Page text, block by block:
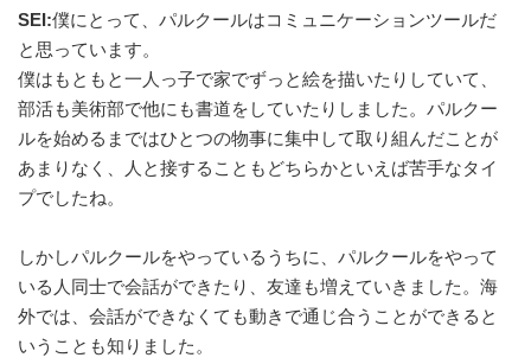
SEI:僕にとって、パルクールはコミュニケーションツールだ
と思っています。
僕はもともと一人っ子で家でずっと絵を描いたりしていて、
部活も美術部で他にも書道をしていたりしました。パルクー
ルを始めるまではひとつの物事に集中して取り組んだことが
あまりなく、人と接することもどちらかといえば苦手なタイ
プでしたね。
しかしパルクールをやっているうちに、パルクールをやって
いる人同士で会話ができたり、友達も増えていきました。海
外では、会話ができなくても動きで通じ合うことができると
いうことも知りました。